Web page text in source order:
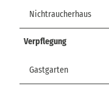
Nichtraucherhaus
Verpflegung
Gastgarten